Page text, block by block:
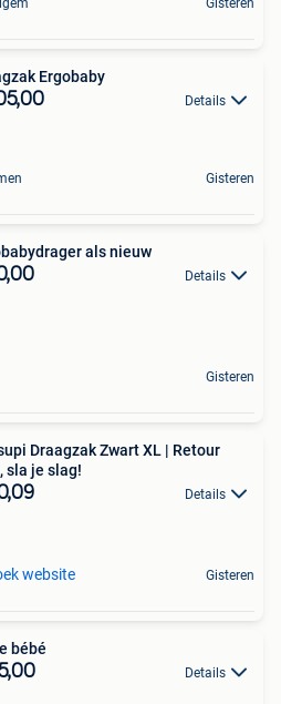
Gisteren
Ergobaby
Details
Gisteren
als nieuw
Details
Gisteren
Draagzak Zwart XL | Retour
sla je slag!
Details
website Gisteren
bébé
Details